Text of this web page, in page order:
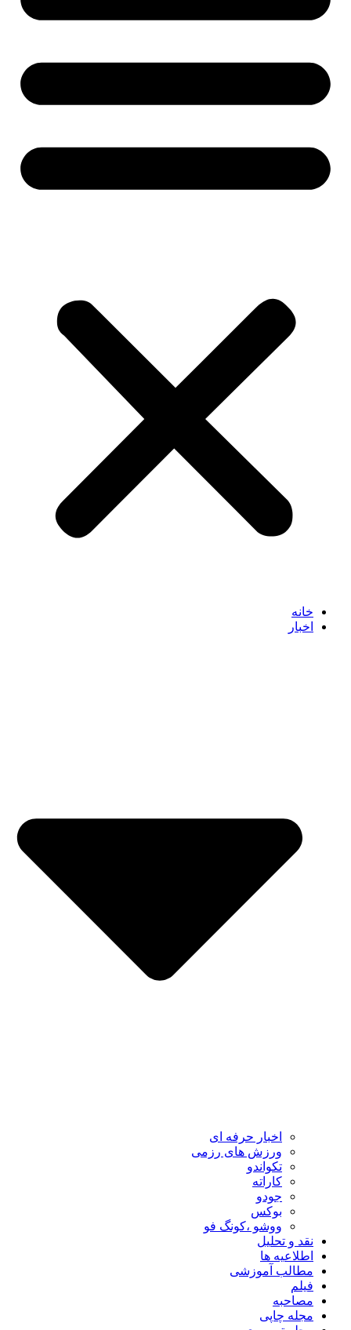
خانه
اخبار
اخبار حرفه ای
ورزش های رزمی
تکواندو
کاراته
جودو
بوکس
ووشو ،کونگ فو
نقد و تحلیل
اطلاعیه ها
مطالب آموزشی
فیلم
مصاحبه
مجله چاپی